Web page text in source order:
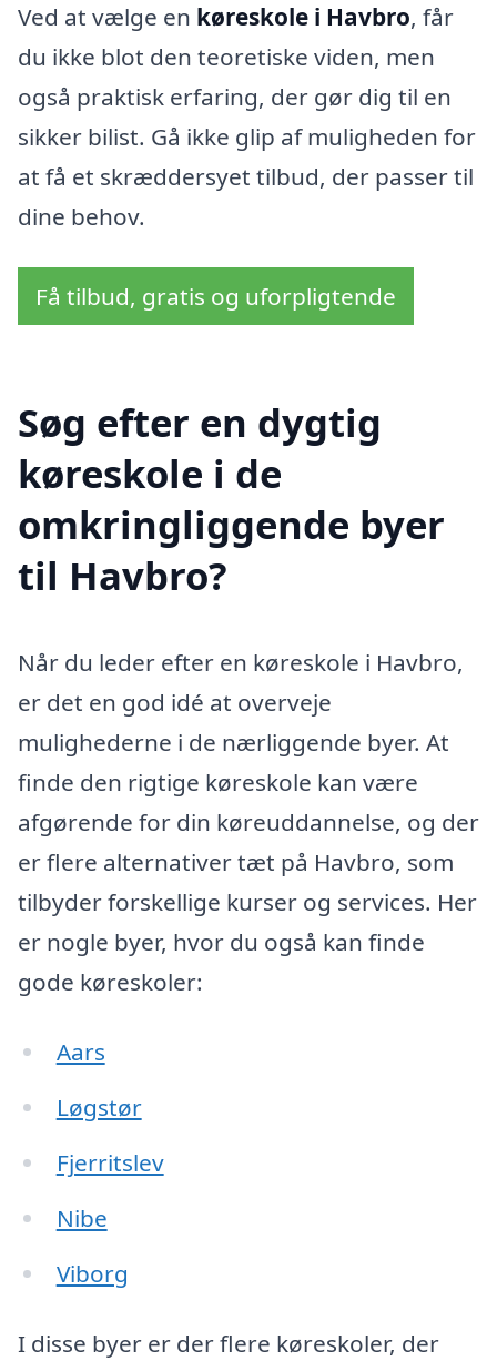
Ved at vælge en køreskole i Havbro, får
du ikke blot den teoretiske viden, men
også praktisk erfaring, der gør dig til en
sikker bilist. Gå ikke glip af muligheden for
at få et skræddersyet tilbud, der passer til
dine behov.
Få tilbud, gratis og uforpligtende
Søg efter en dygtig
køreskole i de
omkringliggende byer
til Havbro?
Når du leder efter en køreskole i Havbro,
er det en god idé at overveje
mulighederne i de nærliggende byer. At
finde den rigtige køreskole kan være
afgørende for din køreuddannelse, og der
er flere alternativer tæt på Havbro, som
tilbyder forskellige kurser og services. Her
er nogle byer, hvor du også kan finde
gode køreskoler:
Aars
Løgstør
Fjerritslev
Nibe
Viborg
I disse byer er der flere køreskoler, der